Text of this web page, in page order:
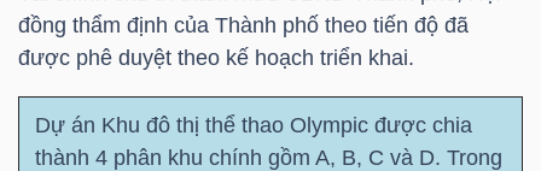
đồng thẩm định của Thành phố theo tiến độ đã
được phê duyệt theo kế hoạch triển khai.
Dự án Khu đô thị thể thao Olympic được chia
thành 4 phân khu chính gồm A, B, C và D. Trong
Ngành
VS-
SECTOR